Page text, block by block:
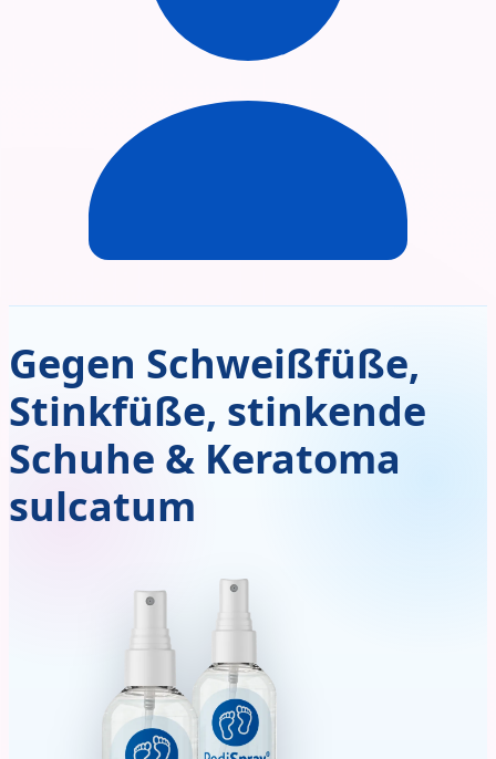
Gegen Schweißfüße,
Stinkfüße, stinkende
Schuhe & Keratoma
sulcatum